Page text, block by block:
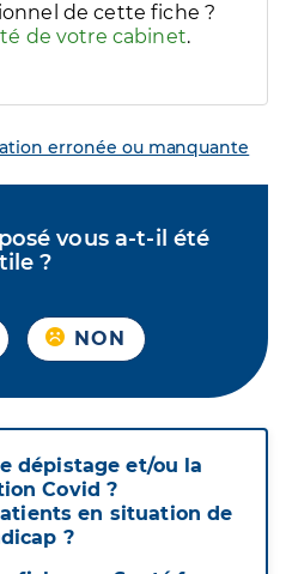
de cette fiche ?
de votre cabinet.
erronée ou manquante
vous a-t-il été
?
NON
dépistage et/ou la
Covid ?
en situation de
?